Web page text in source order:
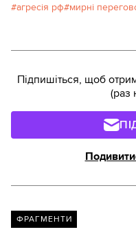
агресія рф мирні
Підпишіться, щоб
(раз
ФРАГМЕНТИ